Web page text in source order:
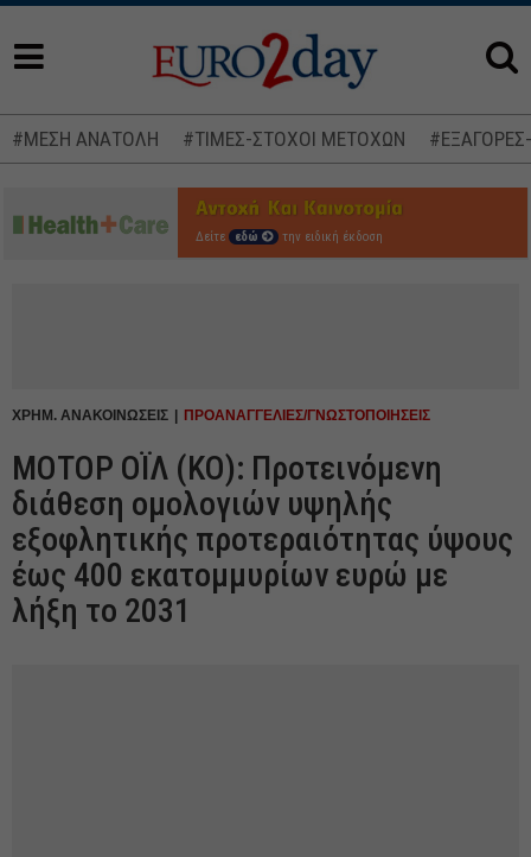
#ΜΕΣΗ ΑΝΑΤΟΛΗ #ΤΙΜΕΣ-ΣΤΟΧΟΙ ΜΕΤΟΧΩΝ
Δείτε εδώ την ειδική έκδοση
ΧΡΗΜ. ΑΝΑΚΟΙΝΩΣΕΙΣ ΠΡΟΑΝΑΓΓΕΛΙΕΣ/ΓΝΩΣΤΟΠΟΙΗΣΕΙΣ
ΜΟΤΟΡ ΟΪΛ (ΚΟ): Προτεινόμενη
διάθεση ομολογιών υψηλής
εξοφλητικής προτεραιότητας ύψους
έως 400 εκατομμυρίων ευρώ με
λήξη το 2031